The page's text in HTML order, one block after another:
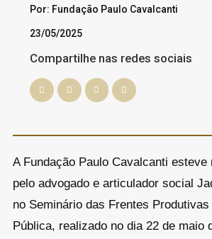
Por: Fundação Paulo Cavalcanti
23/05/2025
Compartilhe nas redes sociais
A Fundação Paulo Cavalcanti esteve
pelo advogado e articulador social
no Seminário das Frentes
Pública, realizado no dia 22 de maio